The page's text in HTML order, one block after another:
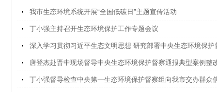
我市生态环境系统开展“全国低碳日”主题宣传活动
丁小强主持召开生态环境保护工作专题会议
深入学习贯彻习近平生态文明思想 研究部署中央生态环境保护
唐登杰赴晋中现场督导中央生态环境保护督察通报典型案例整
丁小强督导检查中央第一生态环境保护督察组向我市交办群众